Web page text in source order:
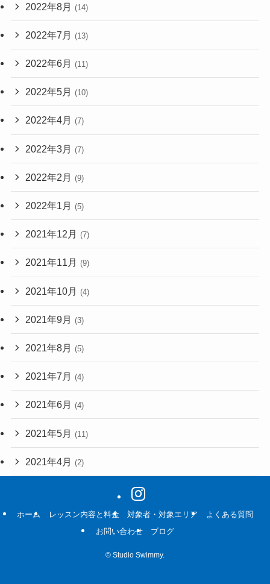
2022年8月 (14)
2022年7月 (13)
2022年6月 (11)
2022年5月 (10)
2022年4月 (7)
2022年3月 (7)
2022年2月 (9)
2022年1月 (5)
2021年12月 (7)
2021年11月 (9)
2021年10月 (4)
2021年9月 (3)
2021年8月 (5)
2021年7月 (4)
2021年6月 (4)
2021年5月 (11)
2021年4月 (2)
ホーム レッスン内容と料金 対象者・対象エリア
よくある質問
お問い合わせ
ブログ
© Studio Swimmy.